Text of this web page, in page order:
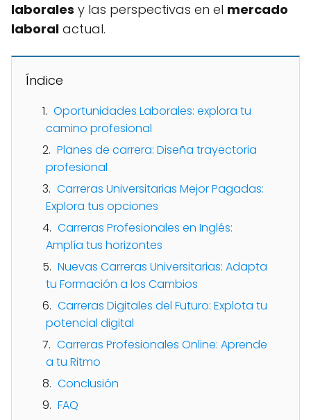
laborales y las perspectivas en el mercado
laboral actual.
Índice
Oportunidades Laborales: explora tu
camino profesional
Planes de carrera: Diseña trayectoria
profesional
Carreras Universitarias Mejor Pagadas:
Explora tus opciones
Carreras Profesionales en Inglés:
Amplía tus horizontes
Nuevas Carreras Universitarias: Adapta
tu Formación a los Cambios
Carreras Digitales del Futuro: Explota tu
potencial digital
Carreras Profesionales Online: Aprende
a tu Ritmo
Conclusión
FAQ